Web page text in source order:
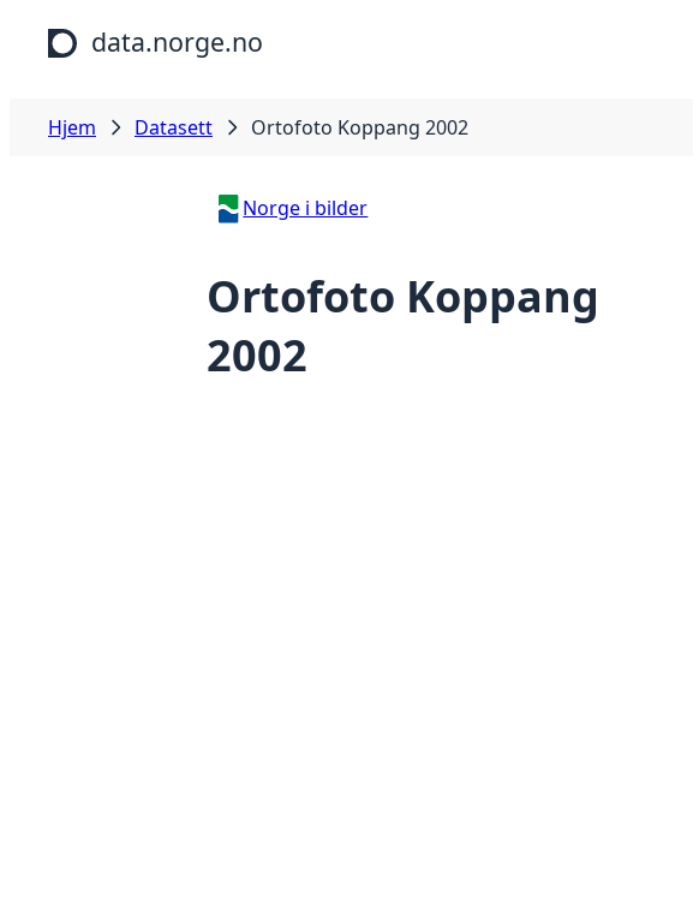
Hopp til hovedinnhold
data.norge.no
Hjem Datasett Ortofoto Koppang 2002
Norge i bilder
Ortofoto Koppang
2002